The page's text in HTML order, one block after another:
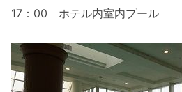
17：00 ホテル内室内プール